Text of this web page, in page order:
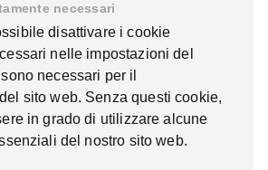
necessari
disattivare i cookie
nelle impostazioni del
necessari per il
sito web. Senza questi cookie,
in grado di utilizzare alcune
del nostro sito web.